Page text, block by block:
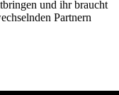
und ihr braucht
Partnern